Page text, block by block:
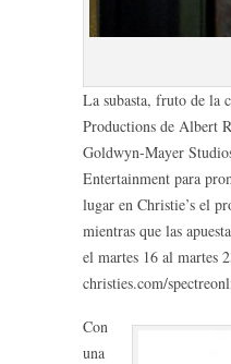
La subasta, fruto de la
Productions de Albert
Goldwyn-Mayer
Entertainment para
lugar en Christie’s el
mientras que las
el martes 16 al martes
christies.com/
Con
una